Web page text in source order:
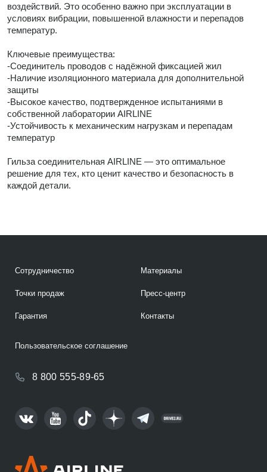
воздействий. Это особенно важно при эксплуатации в
условиях вибрации, повышенной влажности и перепадов
температур.
Ключевые преимущества:
-Соединитель проводов с надёжной фиксацией жил
-Наличие изоляционного материала для дополнительной
защиты
-Высокое качество, подтвержденное испытаниями в
собственной лаборатории AIRLINE
-Устойчивость к механическим нагрузкам и перепадам
температур
Гильза соединительная AIRLINE — это оптимальное
решение для тех, кто ценит качество и безопасность в
каждой детали.
Сотрудничество
Точки продаж
Гарантия
Материалы
Пресс-центр
Контакты
8 800 555-89-65
Пользовательское соглашение